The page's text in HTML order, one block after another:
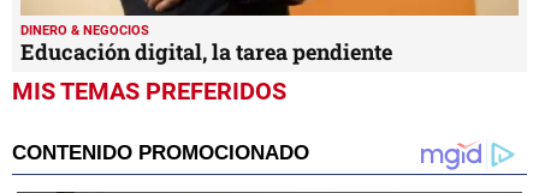
DINERO & NEGOCIOS
Educación digital, la tarea pendiente
MIS TEMAS PREFERIDOS